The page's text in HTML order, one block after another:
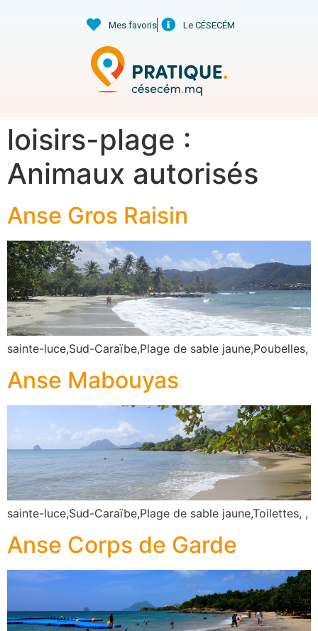
Mes favoris Le CÉSECÉM
loisirs-plage :
Animaux autorisés
Anse Gros Raisin
sainte-luce,Sud-Caraïbe,Plage de sable jaune,Poubelles,
Anse Mabouyas
sainte-luce,Sud-Caraïbe,Plage de sable jaune,Toilettes, ,
Anse Corps de Garde